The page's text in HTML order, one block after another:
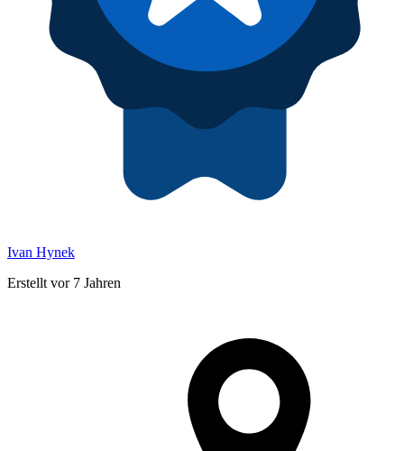
Ivan Hynek
Erstellt vor 7 Jahren